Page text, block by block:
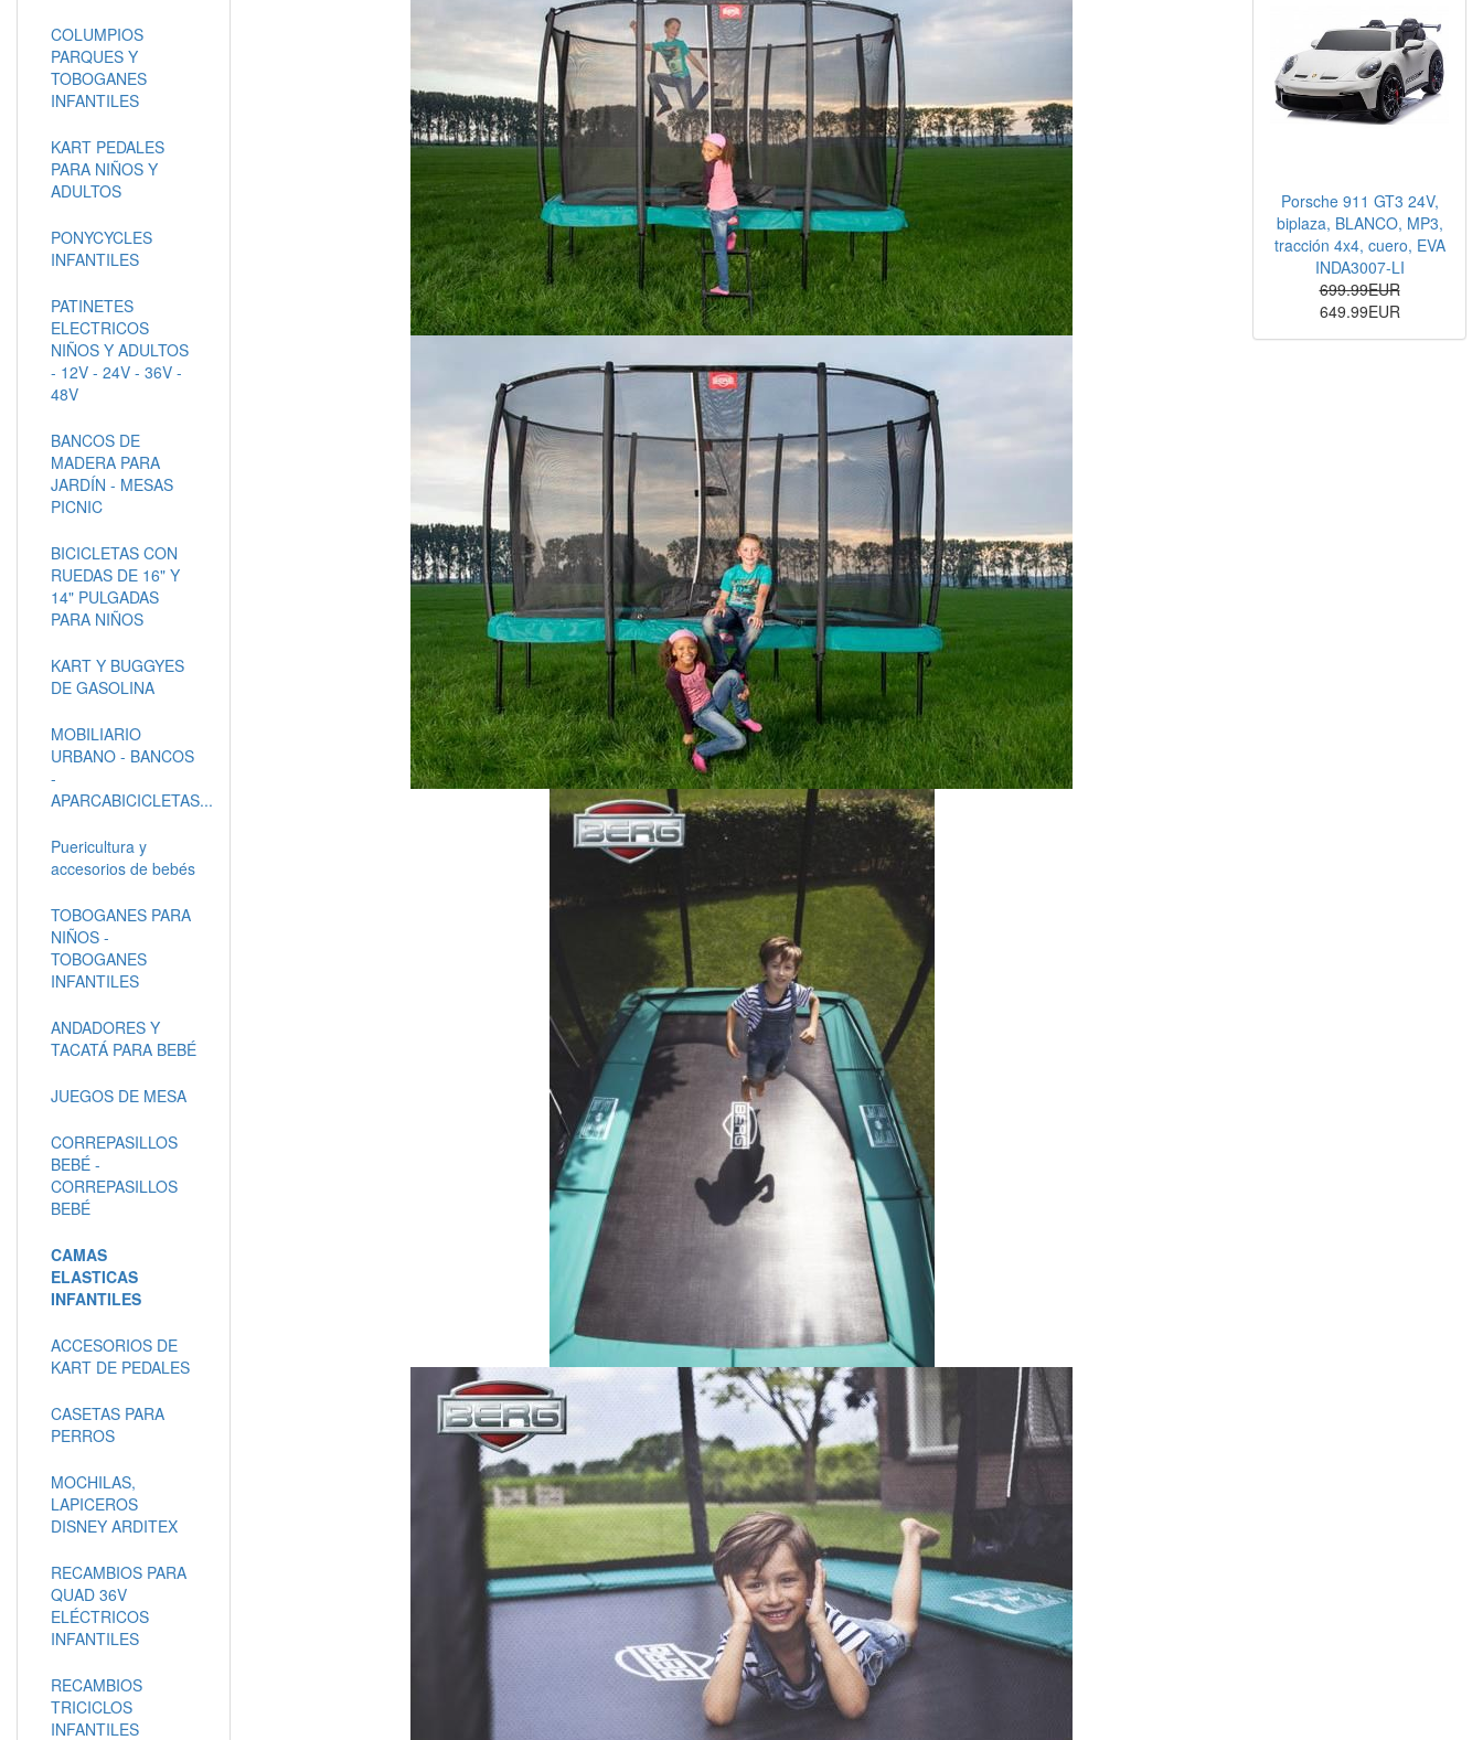
COLUMPIOS
PARQUES Y
TOBOGANES
INFANTILES
KART PEDALES
PARA NIÑOS Y
ADULTOS
PONYCYCLES
INFANTILES
PATINETES
ELECTRICOS
NIÑOS Y ADULTOS
- 12V - 24V - 36V -
48V
BANCOS DE
MADERA PARA
JARDÍN - MESAS
PICNIC
BICICLETAS CON
RUEDAS DE 16" Y
14" PULGADAS
PARA NIÑOS
KART Y BUGGYES
DE GASOLINA
MOBILIARIO
URBANO - BANCOS
-
APARCABICICLETAS...
Puericultura y
accesorios de bebés
TOBOGANES PARA
NIÑOS -
TOBOGANES
INFANTILES
ANDADORES Y
TACATÁ PARA BEBÉ
JUEGOS DE MESA
CORREPASILLOS
BEBÉ -
CORREPASILLOS
BEBÉ
CAMAS
ELASTICAS
INFANTILES
ACCESORIOS DE
KART DE PEDALES
CASETAS PARA
PERROS
MOCHILAS,
LAPICEROS
DISNEY ARDITEX
RECAMBIOS PARA
QUAD 36V
ELÉCTRICOS
INFANTILES
RECAMBIOS
TRICICLOS
INFANTILES
Porsche 911 GT3 24V,
biplaza, BLANCO, MP3,
tracción 4x4, cuero, EVA
INDA3007-LI
699.99EUR
649.99EUR